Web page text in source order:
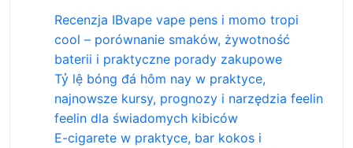
Recenzja IBvape vape pens i momo tropi
cool – porównanie smaków, żywotność
baterii i praktyczne porady zakupowe
Tỷ lệ bóng đá hôm nay w praktyce,
najnowsze kursy, prognozy i narzędzia feelin
feelin dla świadomych kibiców
E-cigarete w praktyce, bar kokos i